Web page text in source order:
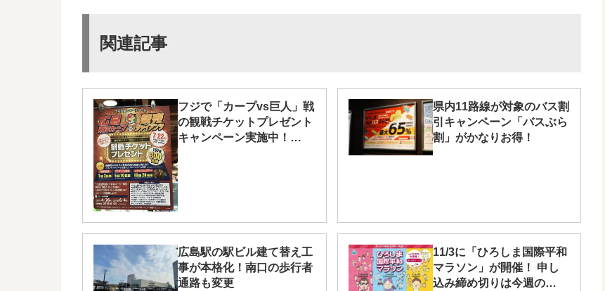
関連記事
フジで「カープvs巨人」戦
の観戦チケットプレゼント
キャンペーン実施中！
県内11路線が対象のバス割
引キャンペーン「バスぶら
割」がかなりお得！
広島駅の駅ビル建て替え工
事が本格化！南口の歩行者
通路も変更
11/3に「ひろしま国際平和
マラソン」が開催！ 申し
込み締め切りは今週の